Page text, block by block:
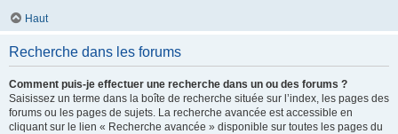
Haut
Recherche dans les forums
Comment puis-je effectuer une recherche dans un ou des forums ?
Saisissez un terme dans la boîte de recherche située sur l’index, les pages des
forums ou les pages de sujets. La recherche avancée est accessible en
cliquant sur le lien « Recherche avancée » disponible sur toutes les pages du